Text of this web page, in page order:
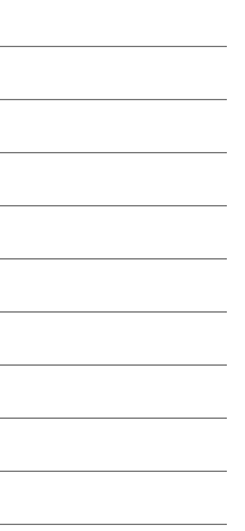
キュリティ対策評価制度」
ービス
ー
ビス
ィ
スメント
ェックリスト